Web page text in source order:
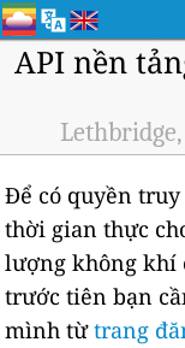
API nền
Để có quyền
thời gian thực
lượng không khí
trước tiên bạn
mình từtrang